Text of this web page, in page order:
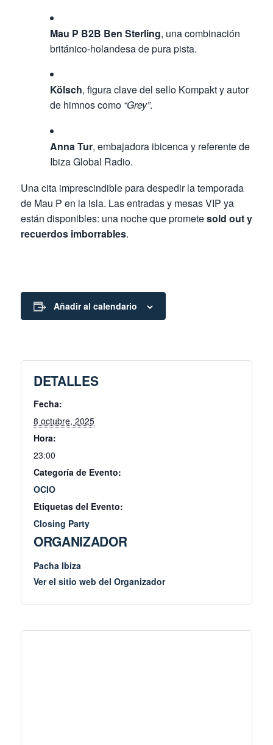
Mau P B2B Ben Sterling, una combinación
británico-holandesa de pura pista.
Kölsch, figura clave del sello Kompakt y autor
de himnos como “Grey”.
Anna Tur, embajadora ibicenca y referente de
Ibiza Global Radio.
Una cita imprescindible para despedir la temporada
de Mau P en la isla. Las entradas y mesas VIP ya
están disponibles: una noche que prometesold out y
recuerdos imborrables.
Añadir al calendario
DETALLES
Fecha:
8 octubre, 2025
Hora:
23:00
Categoría de Evento:
OCIO
Etiquetas del Evento:
Closing Party
ORGANIZADOR
Pacha Ibiza
Ver el sitio web del Organizador